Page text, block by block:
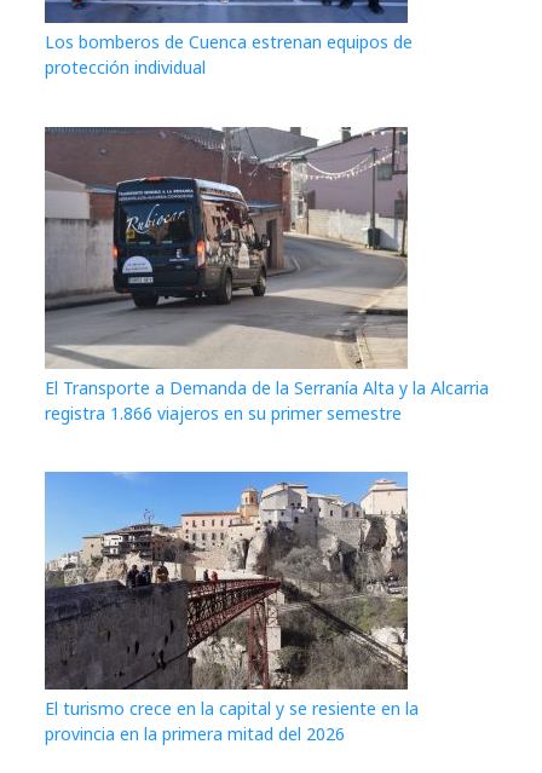
Los bomberos de Cuenca estrenan equipos de
protección individual
El Transporte a Demanda de la Serranía Alta y la Alcarria
registra 1.866 viajeros en su primer semestre
El turismo crece en la capital y se resiente en la
provincia en la primera mitad del 2026